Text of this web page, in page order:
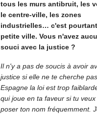
tous les murs antibruit, les
le centre-ville, les zones
industrielles… c'est
petite ville. Vous n'avez
souci avec la justice ?
Il n'y a pas de soucis à avoir
justice si elle ne te cherche
Espagne la loi est trop
qui joue en ta faveur si tu veux
poser ton nom fréquemment.